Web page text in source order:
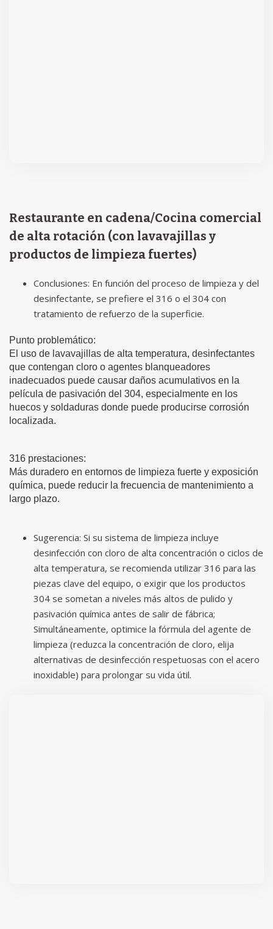
Restaurante en cadena/Cocina comercial
de alta rotación (con lavavajillas y
productos de limpieza fuertes)
Conclusiones: En función del proceso de limpieza y del
desinfectante, se prefiere el 316 o el 304 con
tratamiento de refuerzo de la superficie.
Punto problemático:
El uso de lavavajillas de alta temperatura, desinfectantes
que contengan cloro o agentes blanqueadores
inadecuados puede causar daños acumulativos en la
película de pasivación del 304, especialmente en los
huecos y soldaduras donde puede producirse corrosión
localizada.
316 prestaciones:
Más duradero en entornos de limpieza fuerte y exposición
química, puede reducir la frecuencia de mantenimiento a
largo plazo.
Sugerencia: Si su sistema de limpieza incluye
desinfección con cloro de alta concentración o ciclos de
alta temperatura, se recomienda utilizar 316 para las
piezas clave del equipo, o exigir que los productos
304 se sometan a niveles más altos de pulido y
pasivación química antes de salir de fábrica;
Simultáneamente, optimice la fórmula del agente de
limpieza (reduzca la concentración de cloro, elija
alternativas de desinfección respetuosas con el acero
inoxidable) para prolongar su vida útil.